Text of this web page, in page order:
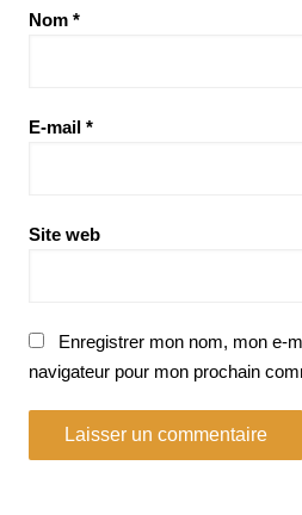
Nom *
E-mail *
Site web
Enregistrer mon nom, mon e-
navigateur pour mon prochain